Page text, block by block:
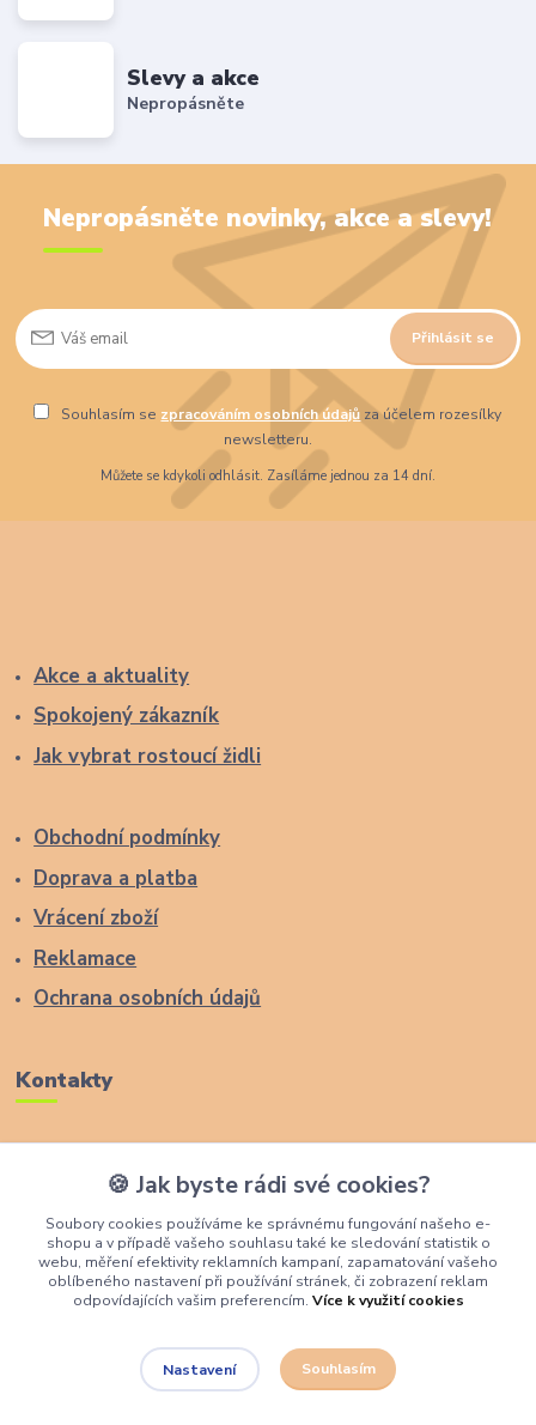
Slevy a akce
Nepropásněte
Nepropásněte novinky, akce a slevy!
Přihlásit se
Souhlasím se zpracováním osobních údajů za účelem rozesílky
newsletteru.
Můžete se kdykoli odhlásit. Zasíláme jednou za 14 dní.
Akce a aktuality
Spokojený zákazník
Jak vybrat rostoucí židli
Obchodní podmínky
Doprava a platba
Vrácení zboží
Reklamace
Ochrana osobních údajů
Kontakty
+420 774 291 043
info@rostouci-zidle.cz
🍪 Jak byste rádi své cookies?
Soubory cookies používáme ke správnému fungování našeho e-
shopu a v případě vašeho souhlasu také ke sledování statistik o
webu, měření efektivity reklamních kampaní, zapamatování vašeho
oblíbeného nastavení při používání stránek, či zobrazení reklam
odpovídajících vašim preferencím. Více k využití cookies
Nastavení Souhlasím